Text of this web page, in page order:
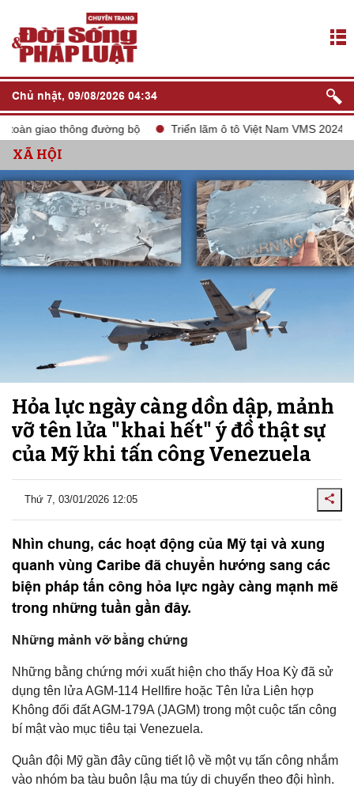
Chủ nhật, 09/08/2026 04:34
thông đường bộ Triển lãm ô tô Việt Nam VMS 2024
XÃ HỘI
Hỏa lực ngày càng dồn dập, mảnh
vỡ tên lửa "khai hết" ý đồ thật sự
của Mỹ khi tấn công Venezuela
Thứ 7, 03/01/2026 12:05
Nhìn chung, các hoạt động của Mỹ tại và xung
quanh vùng Caribe đã chuyển hướng sang các
biện pháp tấn công hỏa lực ngày càng mạnh mẽ
trong những tuần gần đây.
Những mảnh vỡ bằng chứng
Những bằng chứng mới xuất hiện cho thấy Hoa Kỳ đã sử
dụng tên lửa AGM-114 Hellfire hoặc Tên lửa Liên hợp
Không đối đất AGM-179A (JAGM) trong một cuộc tấn công
bí mật vào mục tiêu tại Venezuela.
Quân đội Mỹ gần đây cũng tiết lộ về một vụ tấn công nhắm
vào nhóm ba tàu buôn lậu ma túy di chuyển theo đội hình.